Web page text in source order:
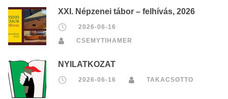
XXI. Népzenei tábor – felhívás, 2026
2026-06-16
CSEMYTIHAMER
NYILATKOZAT
2026-06-16 TAKACSOTTO